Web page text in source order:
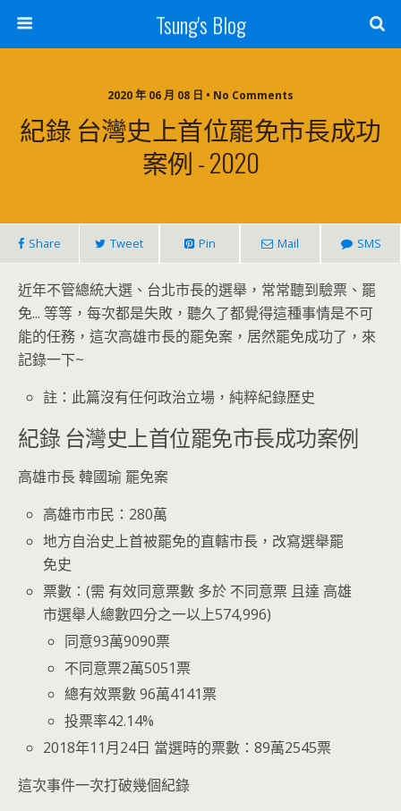
Tsung's Blog
2020 年 06 月 08 日 • No Comments
紀錄 台灣史上首位罷免市長成功
案例 - 2020
Share Tweet Pin Mail SMS
近年不管總統大選、台北市長的選舉，常常聽到驗票、罷
免... 等等，每次都是失敗，聽久了都覺得這種事情是不可
能的任務，這次高雄市長的罷免案，居然罷免成功了，來
記錄一下~
註：此篇沒有任何政治立場，純粹紀錄歷史
紀錄 台灣史上首位罷免市長成功案例
高雄市長 韓國瑜 罷免案
高雄市市民：280萬
地方自治史上首被罷免的直轄市長，改寫選舉罷
免史
票數：(需 有效同意票數 多於 不同意票 且達 高雄
市選舉人總數四分之一以上574,996)
同意93萬9090票
不同意票2萬5051票
總有效票數 96萬4141票
投票率42.14%
2018年11月24日 當選時的票數：89萬2545票
這次事件一次打破幾個紀錄